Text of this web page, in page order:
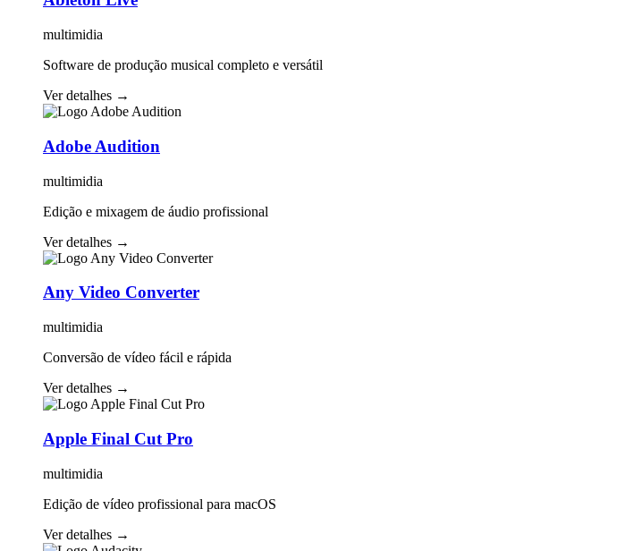
multimidia
Software de produção musical completo e versátil
Ver detalhes →
Adobe Audition
multimidia
Edição e mixagem de áudio profissional
Ver detalhes →
Any Video Converter
multimidia
Conversão de vídeo fácil e rápida
Ver detalhes →
Apple Final Cut Pro
multimidia
Edição de vídeo profissional para macOS
Ver detalhes →